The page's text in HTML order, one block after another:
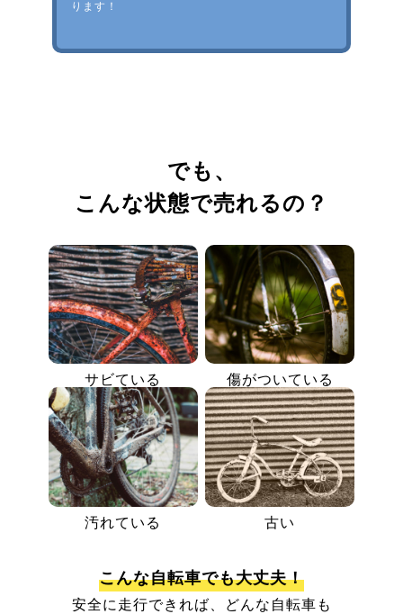
ります！
でも、
こんな状態で売れるの？
サビている 傷がついている
汚れている 古い
こんな自転車でも大丈夫！
安全に走行できれば、どんな自転車も